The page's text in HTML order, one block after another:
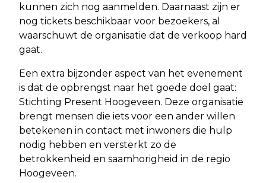
kunnen zich nog aanmelden. Daarnaast zijn er
nog tickets beschikbaar voor bezoekers, al
waarschuwt de organisatie dat de verkoop hard
gaat.
Een extra bijzonder aspect van het evenement
is dat de opbrengst naar het goede doel gaat:
Stichting Present Hoogeveen. Deze organisatie
brengt mensen die iets voor een ander willen
betekenen in contact met inwoners die hulp
nodig hebben en versterkt zo de
betrokkenheid en saamhorigheid in de regio
Hoogeveen.